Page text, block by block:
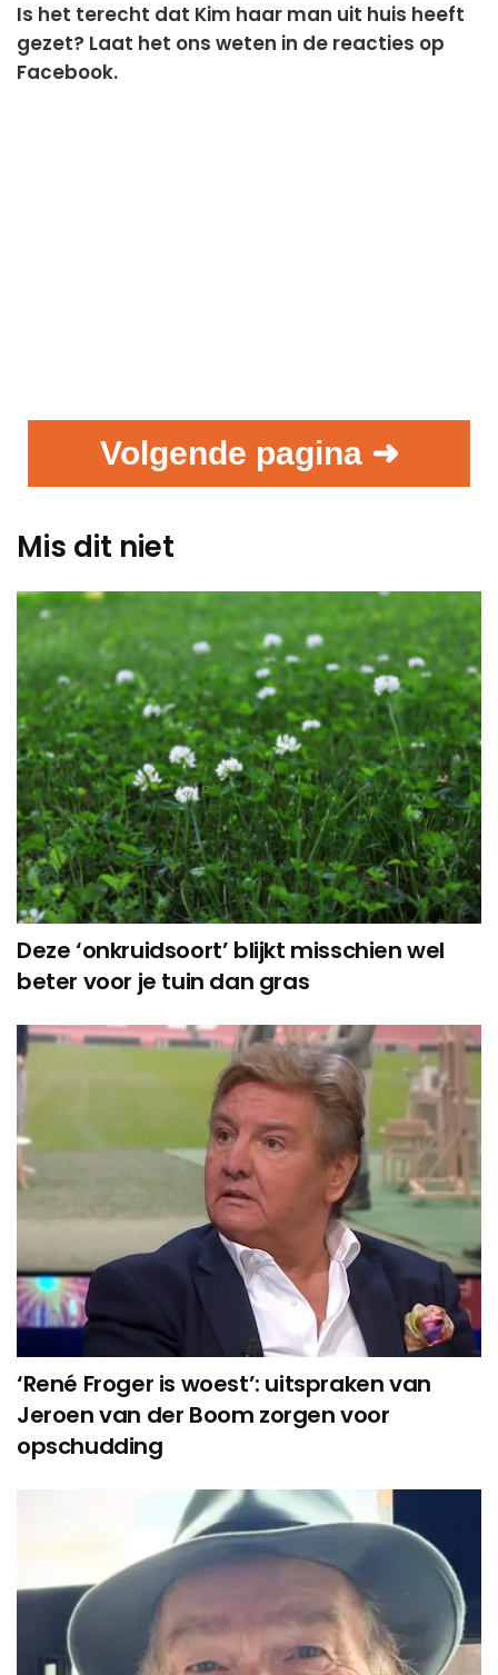
Is het terecht dat Kim haar man uit huis heeft
gezet? Laat het ons weten in de reacties op
Facebook.
Volgende pagina ➜
Mis dit niet
Deze ‘onkruidsoort’ blijkt misschien wel
beter voor je tuin dan gras
‘René Froger is woest’: uitspraken van
Jeroen van der Boom zorgen voor
opschudding